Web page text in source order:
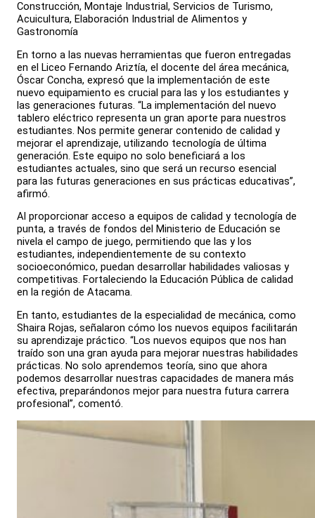
Construcción, Montaje Industrial, Servicios de Turismo,
Acuicultura, Elaboración Industrial de Alimentos y
Gastronomía
En torno a las nuevas herramientas que fueron entregadas
en el Liceo Fernando Ariztía, el docente del área mecánica,
Óscar Concha, expresó que la implementación de este
nuevo equipamiento es crucial para las y los estudiantes y
las generaciones futuras. “La implementación del nuevo
tablero eléctrico representa un gran aporte para nuestros
estudiantes. Nos permite generar contenido de calidad y
mejorar el aprendizaje, utilizando tecnología de última
generación. Este equipo no solo beneficiará a los
estudiantes actuales, sino que será un recurso esencial
para las futuras generaciones en sus prácticas educativas”,
afirmó.
Al proporcionar acceso a equipos de calidad y tecnología de
punta, a través de fondos del Ministerio de Educación se
nivela el campo de juego, permitiendo que las y los
estudiantes, independientemente de su contexto
socioeconómico, puedan desarrollar habilidades valiosas y
competitivas. Fortaleciendo la Educación Pública de calidad
en la región de Atacama.
En tanto, estudiantes de la especialidad de mecánica, como
Shaira Rojas, señalaron cómo los nuevos equipos facilitarán
su aprendizaje práctico. “Los nuevos equipos que nos han
traído son una gran ayuda para mejorar nuestras habilidades
prácticas. No solo aprendemos teoría, sino que ahora
podemos desarrollar nuestras capacidades de manera más
efectiva, preparándonos mejor para nuestra futura carrera
profesional”, comentó.